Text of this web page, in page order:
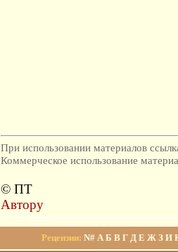
При использовании материалов
Коммерческое использование
© ПТ
Автору
Рецензии: N# А Б В Г Д Е Ж З И